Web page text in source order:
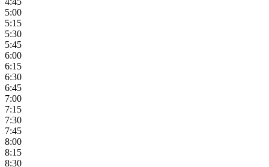
5:00
5:15
5:30
5:45
6:00
6:15
6:30
6:45
7:00
7:15
7:30
7:45
8:00
8:15
8:30